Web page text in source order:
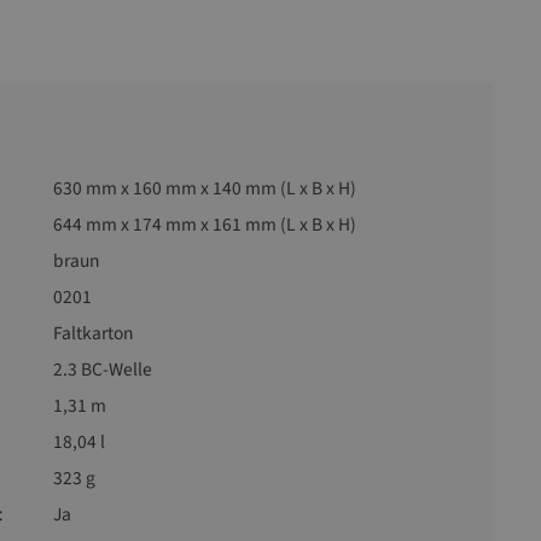
630 mm x 160 mm x 140 mm (L x B x H)
644 mm x 174 mm x 161 mm (L x B x H)
braun
0201
Faltkarton
2.3 BC-Welle
1,31 m
18,04 l
323 g
Ja